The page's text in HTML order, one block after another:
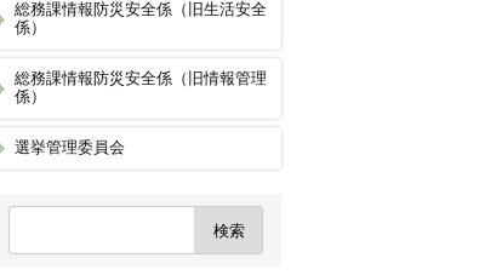
総務課情報防災安全係（旧生活安全
係）
総務課情報防災安全係（旧情報管理
係）
選挙管理委員会